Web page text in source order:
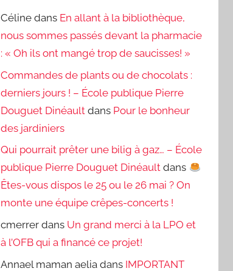
Céline dans En allant à la bibliothèque,
nous sommes passés devant la pharmacie
: « Oh ils ont mangé trop de saucisses! »
Commandes de plants ou de chocolats :
derniers jours ! – École publique Pierre
Douguet Dinéault dans Pour le bonheur
des jardiniers
Qui pourrait prêter une bilig à gaz… – École
publique Pierre Douguet Dinéault dans
Êtes-vous dispos le 25 ou le 26 mai ? On
monte une équipe crêpes-concerts !
cmerrer dans Un grand merci à la LPO et
à l’OFB qui a financé ce projet!
Annael maman aelia dans IMPORTANT